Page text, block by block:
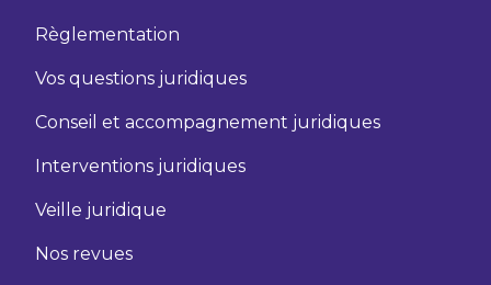
Règlementation
Vos questions juridiques
Conseil et accompagnement juridiques
Interventions juridiques
Veille juridique
Nos revues